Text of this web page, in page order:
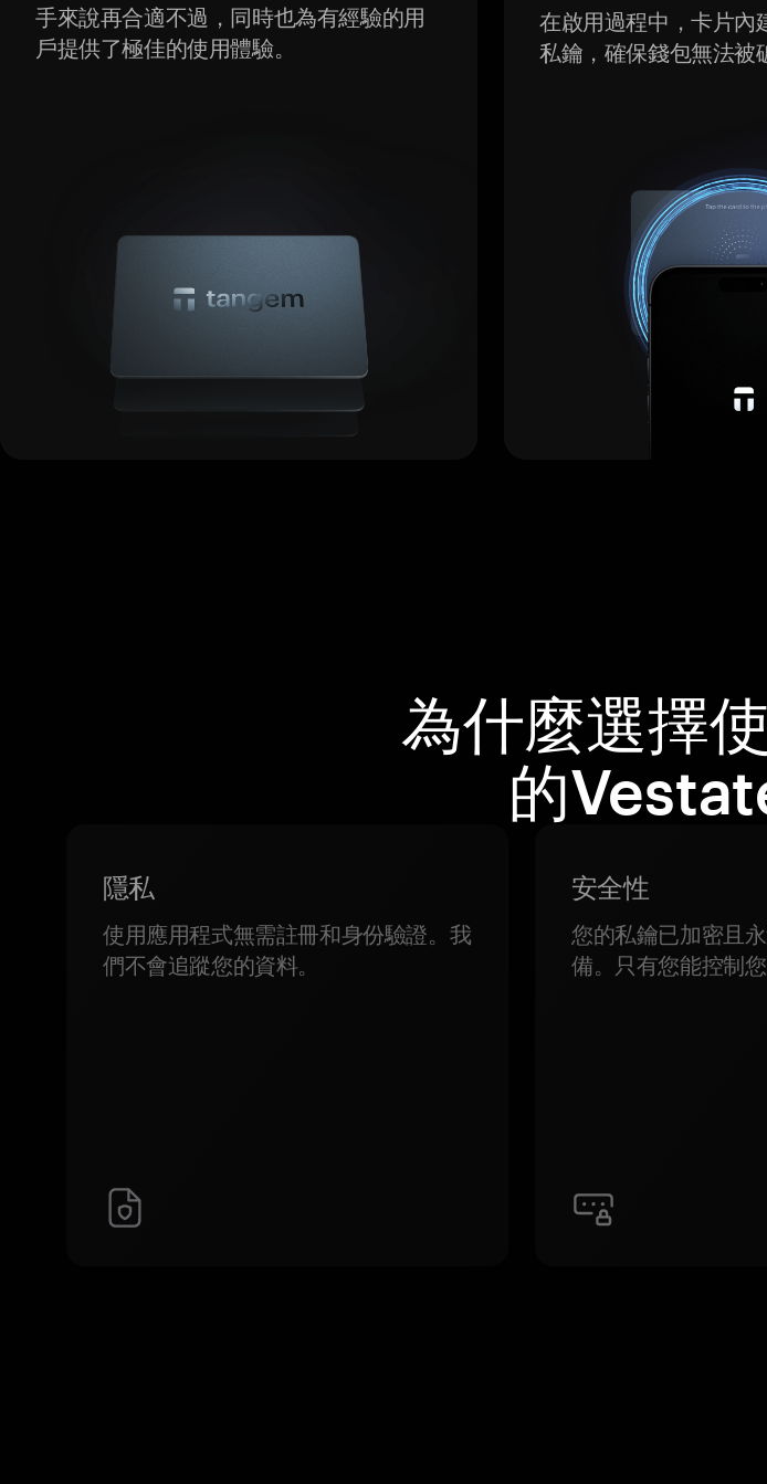
手來說再合適不過，同時也為有經驗的用
戶提供了極佳的使用體驗。
在啟用過程中，卡片內
私鑰，確保錢包無法被
為什麼選擇
的
隱私
使用應用程式無需註冊和身份驗證。我
們不會追蹤您的資料。
安全性
您的私鑰已加密且
備。只有您能控制您